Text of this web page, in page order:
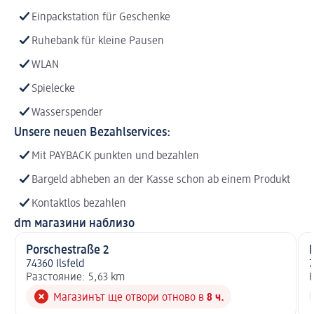
Einpackstation für Geschenke
Ruhebank für kleine Pausen
WLAN
Spielecke
Wasserspender
Unsere neuen Bezahlservices:
Mit PAYBACK punkten und bezahlen
Bargeld abheben an der Kasse schon ab einem Produkt
Kontaktlos bezahlen
dm магазини наблизо
Porschestraße 2
74360 Ilsfeld
Разстояние: 5,63 km
Магазинът ще отвори отново в 8 ч.